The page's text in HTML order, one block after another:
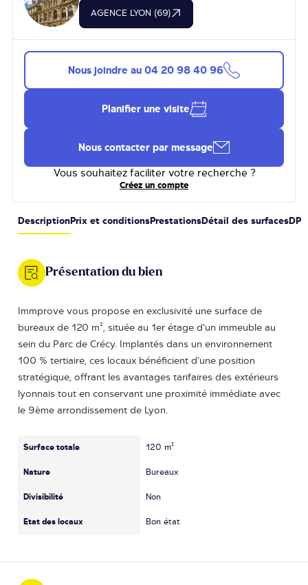
AGENCE LYON (69)
Nous joindre au 04 20 98 40 96
Planifier une visite
Nous contacter par message
Vous souhaitez faciliter votre recherche ?
Créez un compte
Description Prix et conditions Prestations Détail des surfaces DPE
Présentation du bien
Immprove vous propose en exclusivité une surface de
bureaux de 120 m², située au 1er étage d’un immeuble au
sein du Parc de Crécy. Implantés dans un environnement
100 % tertiaire, ces locaux bénéficient d’une position
stratégique, offrant les avantages tarifaires des extérieurs
lyonnais tout en conservant une proximité immédiate avec
le 9ème arrondissement de Lyon.
Surface totale
Nature
Divisibilité
Etat des locaux
120 m²
Bureaux
Non
Bon état